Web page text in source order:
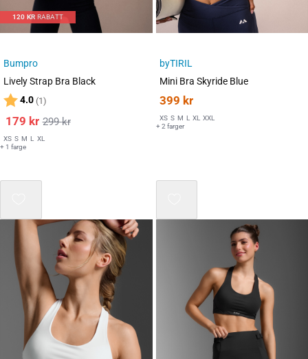
120 KR RABATT
Bumpro
Lively Strap Bra Black
Karakter:
4.0 (1)
299kr
179 kr
XS S M L XL
+ 1 farge
byTIRIL
Mini Bra Skyride Blue
399 kr
XS S M L XL XXL
+ 2 farger